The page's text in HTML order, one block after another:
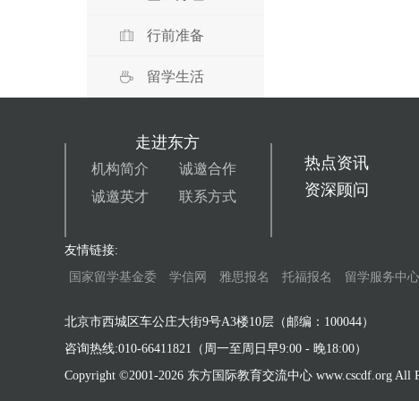
行前准备
留学生活
走进东方
机构简介
诚邀合作
诚邀英才
联系方式
热点资讯
资深顾问
友情链接:
国家留学基金委
学信网 雅思报名 托福报名 留学服务中心
北京市西城区车公庄大街9号A3楼10层（邮编：100044）
咨询热线:010-66411821（周一至周日早9:00 - 晚18:00）
Copyright ©2001-2026 东方国际教育交流中心 www.cscdf.org All